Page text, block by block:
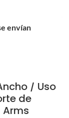
envían
/ Uso
de